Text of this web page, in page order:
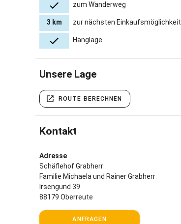
zum Wanderweg
3 km zur nächsten Einkaufsmöglichkeit
Hanglage
Unsere Lage
ROUTE BERECHNEN
Kontakt
Adresse
Schäflehof Grabherr
Familie Michaela und Rainer Grabherr
Irsengund 39
88179 Oberreute
ANFRAGEN